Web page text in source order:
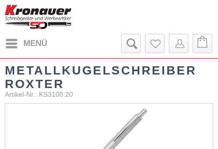
MENÜ
METALLKUGELSCHREIBER
ROXTER
Artikel-Nr.: KS3100.20